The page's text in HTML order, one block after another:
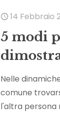
14 Febbraio
5 modi
Nelle
comune
l'altra persona